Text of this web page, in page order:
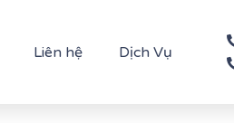
Liên hệ Dịch Vụ